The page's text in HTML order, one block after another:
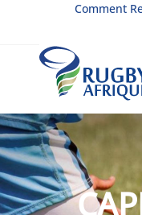
Comment
Rugby Afrique